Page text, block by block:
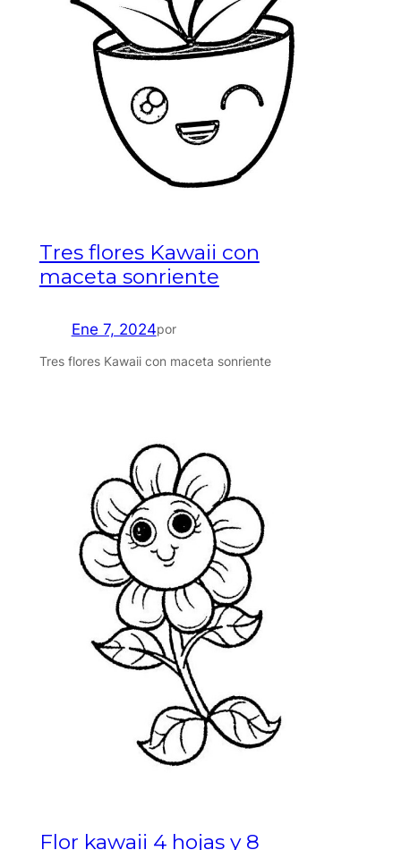
Tres flores Kawaii con
maceta sonriente
Ene 7, 2024por
Tres flores Kawaii con maceta sonriente
Flor kawaii 4 hojas y 8